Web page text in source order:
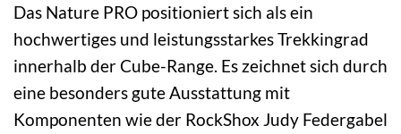
Das Nature PRO positioniert sich als ein
hochwertiges und leistungsstarkes Trekkingrad
innerhalb der Cube-Range. Es zeichnet sich durch
eine besonders gute Ausstattung mit
Komponenten wie der RockShox Judy Federgabel